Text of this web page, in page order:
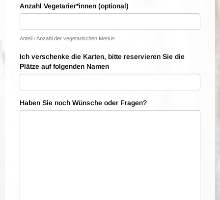
Anzahl Vegetarier*innen (optional)
Anteil / Anzahl der vegetarischen Menüs
Ich verschenke die Karten, bitte reservieren Sie die
Plätze auf folgenden Namen
Haben Sie noch Wünsche oder Fragen?